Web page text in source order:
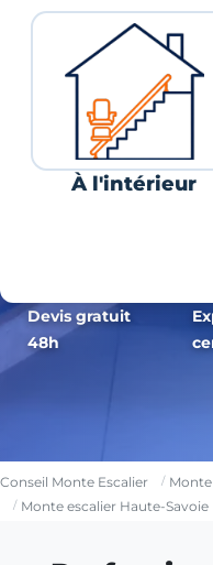
À l'intérieur
Devis gratuit
48h
Conseil Monte Escalier
Monte escalier Haute-Savoie